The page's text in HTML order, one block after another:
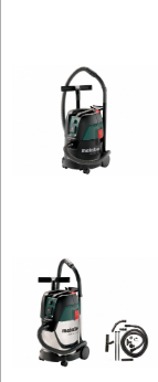
ELEKTRY..
MASZYNKI